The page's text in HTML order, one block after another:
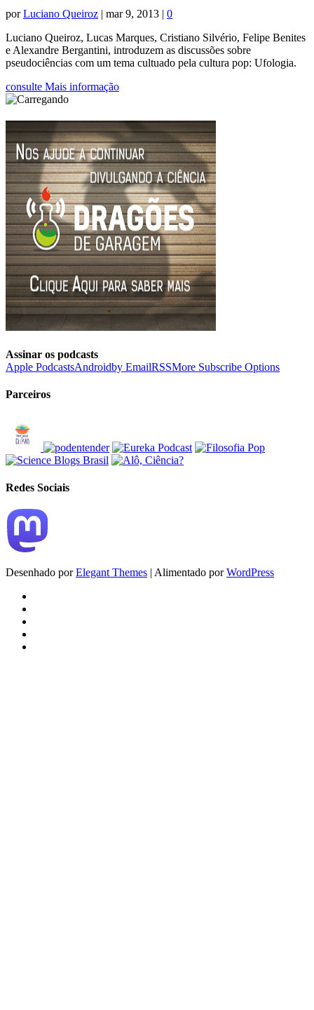
porLuciano Queiroz | mar 9, 2013 | 0
Luciano Queiroz, Lucas Marques, Cristiano Silvério, Felipe Benites
e Alexandre Bergantini, introduzem as discussões sobre
pseudociências com um tema cultuado pela cultura pop: Ufologia.
consulte Mais informação
Assinar os podcasts
Apple PodcastsAndroidby EmailRSSMore Subscribe Options
Parceiros
Redes Sociais
Desenhado porElegant Themes | Alimentado porWordPress